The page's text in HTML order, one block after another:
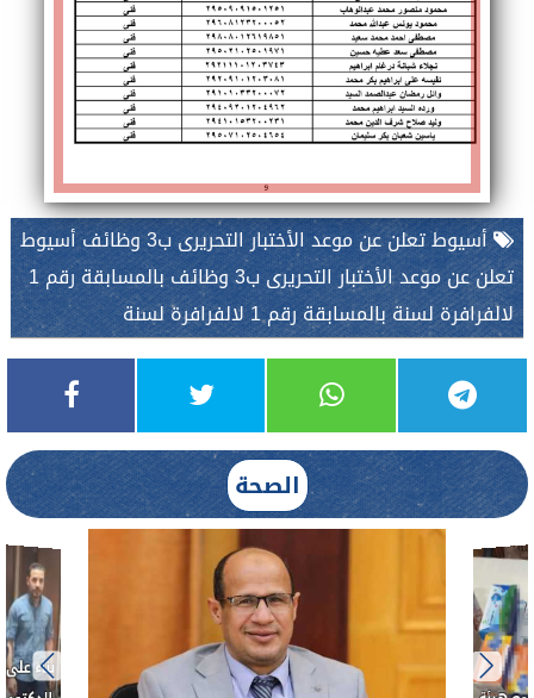
أسيوط تعلن عن موعد الأختبار التحريرى ب3 وظائف أسيوط
تعلن عن موعد الأختبار التحريرى ب3 وظائف بالمسابقة رقم 1
لالفرافرة لسنة بالمسابقة رقم 1 لالفرافرة لسنة
الصحة